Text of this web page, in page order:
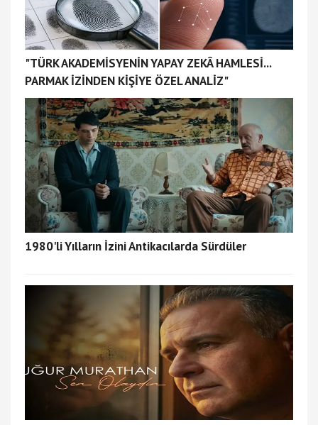
"TÜRK AKADEMİSYENİN YAPAY ZEKÂ HAMLESİ...
PARMAK İZİNDEN KİŞİYE ÖZEL ANALİZ"
1980'li Yılların İzini Antikacılarda Sürdüler